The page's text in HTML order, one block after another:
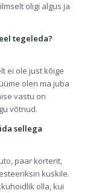
oligi algus ja
tegeleda?
ei ole just kõige
olen ma juba
vastu on
võtnud.
sellega
paar korterit,
kuskile.
olla, kui